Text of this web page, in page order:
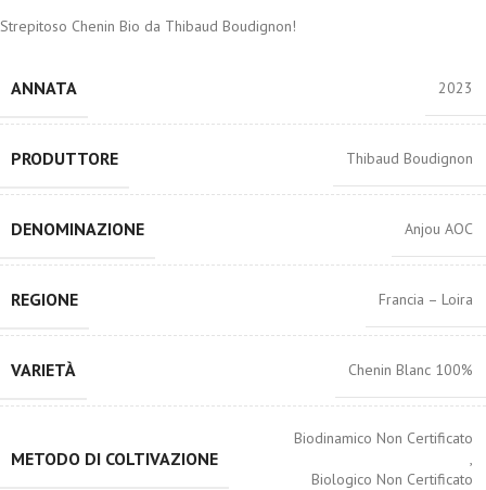
Strepitoso Chenin Bio da Thibaud Boudignon!
ANNATA 2023
PRODUTTORE Thibaud Boudignon
DENOMINAZIONE Anjou AOC
REGIONE Francia – Loira
VARIETÀ Chenin Blanc 100%
METODO DI COLTIVAZIONE
Biodinamico Non Certificato
,
Biologico Non Certificato